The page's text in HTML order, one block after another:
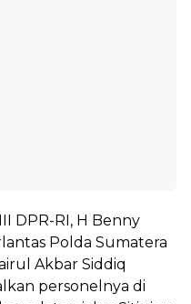
DPR-RI, H Benny
Polda Sumatera
Akbar Siddiq
personelnya di